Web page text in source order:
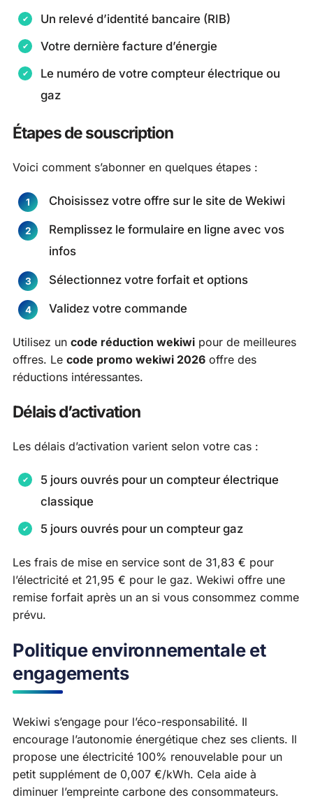
Un relevé d’identité bancaire (RIB)
Votre dernière facture d’énergie
Le numéro de votre compteur électrique ou
gaz
Étapes de souscription
Voici comment s’abonner en quelques étapes :
Choisissez votre offre sur le site de Wekiwi
Remplissez le formulaire en ligne avec vos
infos
Sélectionnez votre forfait et options
Validez votre commande
Utilisez un code réduction wekiwi pour de meilleures
offres. Le code promo wekiwi 2026 offre des
réductions intéressantes.
Délais d’activation
Les délais d’activation varient selon votre cas :
5 jours ouvrés pour un compteur électrique
classique
5 jours ouvrés pour un compteur gaz
Les frais de mise en service sont de 31,83 € pour
l’électricité et 21,95 € pour le gaz. Wekiwi offre une
remise forfait après un an si vous consommez comme
prévu.
Politique environnementale et
engagements
Wekiwi s’engage pour l’éco-responsabilité. Il
encourage l’autonomie énergétique chez ses clients. Il
propose une électricité 100% renouvelable pour un
petit supplément de 0,007 €/kWh. Cela aide à
diminuer l’empreinte carbone des consommateurs.